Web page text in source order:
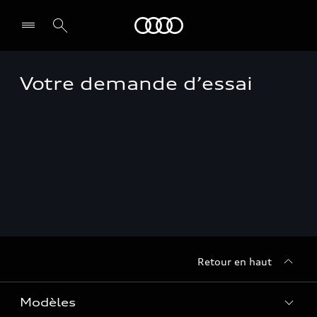
Select dealer
Votre demande d’essai
Retour en haut
Modèles